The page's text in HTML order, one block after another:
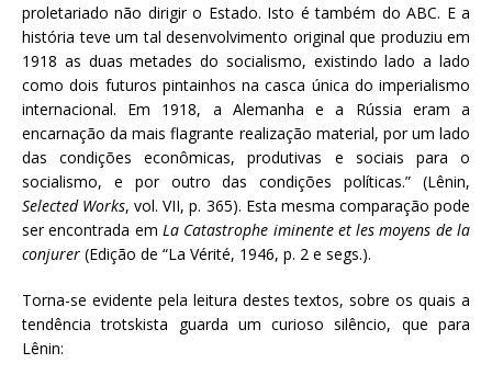
proletariado não dirigir o Estado. Isto é também do ABC. E a
história teve um tal desenvolvimento original que produziu em
1918 as duas metades do socialismo, existindo lado a lado
como dois futuros pintainhos na casca única do imperialismo
internacional. Em 1918, a Alemanha e a Rússia eram a
encarnação da mais flagrante realização material, por um lado
das condições econômicas, produtivas e sociais para o
socialismo, e por outro das condições políticas.” (Lênin,
Selected Works, vol. VII, p. 365). Esta mesma comparação pode
ser encontrada em La Catastrophe iminente et les moyens de la
conjurer (Edição de “La Vérité, 1946, p. 2 e segs.).
Torna-se evidente pela leitura destes textos, sobre os quais a
tendência trotskista guarda um curioso silêncio, que para
Lênin: